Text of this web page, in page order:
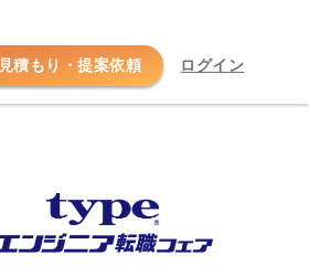
見積もり・提案依頼 ログイン